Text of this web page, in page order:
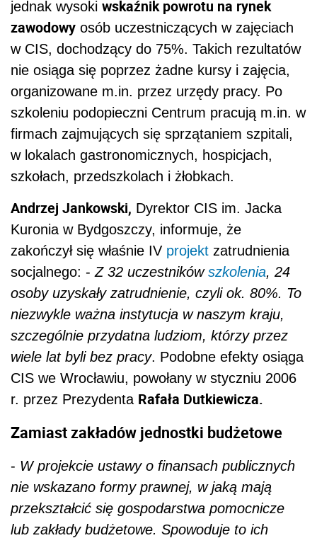
jednak wysoki wskaźnik powrotu na rynek
zawodowy osób uczestniczących w zajęciach
w CIS, dochodzący do 75%. Takich rezultatów
nie osiąga się poprzez żadne kursy i zajęcia,
organizowane m.in. przez urzędy pracy. Po
szkoleniu podopieczni Centrum pracują m.in. w
firmach zajmujących się sprzątaniem szpitali,
w lokalach gastronomicznych, hospicjach,
szkołach, przedszkolach i żłobkach.
Andrzej Jankowski, Dyrektor CIS im. Jacka
Kuronia w Bydgoszczy, informuje, że
zakończył się właśnie IV projekt zatrudnienia
socjalnego: - Z 32 uczestnikówszkolenia, 24
osoby uzyskały zatrudnienie, czyli ok. 80%. To
niezwykle ważna instytucja w naszym kraju,
szczególnie przydatna ludziom, którzy przez
wiele lat byli bez pracy. Podobne efekty osiąga
CIS we Wrocławiu, powołany w styczniu 2006
r. przez Prezydenta Rafała Dutkiewicza.
Zamiast zakładów jednostki budżetowe
- W projekcie ustawy o finansach publicznych
nie wskazano formy prawnej, w jaką mają
przekształcić się gospodarstwa pomocnicze
lub zakłady budżetowe. Spowoduje to ich